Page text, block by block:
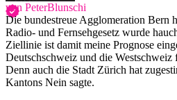
von PeterBlunschi
Die bundestreue Agglomeration Bern
Radio- und Fernsehgesetz wurde
Ziellinie ist damit meine Prognose
Deutschschweiz und die Westschweiz
Denn auch die Stadt Zürich hat
Kantons Nein sagte.